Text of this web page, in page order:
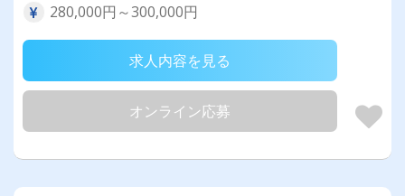
280,000円～300,000円
求人内容を見る
オンライン応募